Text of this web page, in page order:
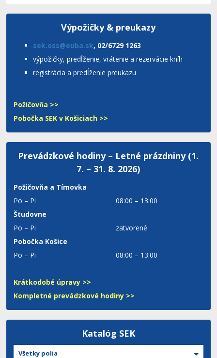
Výpožičky & preukazy
sek.oss@euba.sk, 02/6729 1263
výpožičky, predĺženie, vrátenie a rezervácie kníh
registrácia a predĺženie preukazu
Požičovňa >>
Pobočka SEK v Košiciach >>
Prevádzkové hodiny – Letné prázdniny (1.
7. – 31. 8. 2026)
Požičovňa a Tímovka
Po – Pi
08:00 – 13:00
Študovne
Po – Pi
zatvorené
Pobočka Košice
Po – Pi
08:00 – 13:00
Krátkodobé úpravy >>
Kompletné prevádzkové hodiny >>
Katalóg SEK
Všetky polia